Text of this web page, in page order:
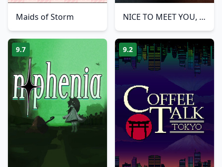
Maids of Storm NICE TO MEET YOU, AGAIN
9.7 9.2